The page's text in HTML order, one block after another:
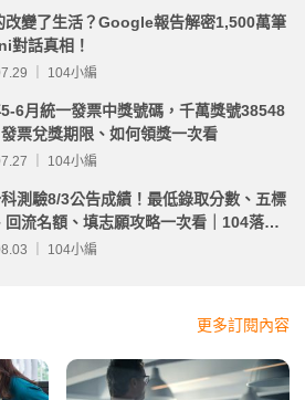
改變了生活？Google報告解密1,500萬筆
對話真相！
｜ 104小編
6月統一發票中獎號碼，千萬獎號38548
票兌獎期限、如何領獎一次看
｜ 104小編
測驗8/3公告成績！最低錄取分數、五標
回流名額、填志願攻略一次看｜104落點
｜ 104小編
更多訂閱內容